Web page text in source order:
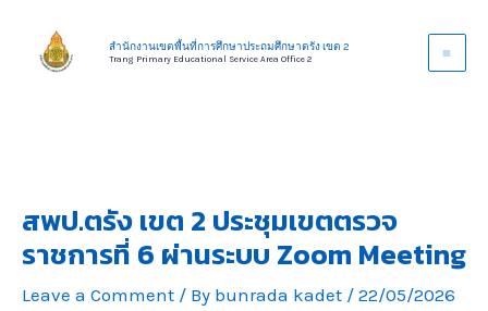
content
สำนักงานเขตพื้นที่การศึกษาประถมศึกษาตรัง เขต 2
Trang Primary Educational Service Area Office 2
สพป.ตรัง เขต 2 ประชุมเขตตรวจ
ราชการที่ 6 ผ่านระบบ Zoom Meeting
Leave a Comment / By bunrada kadet / 22/05/2026